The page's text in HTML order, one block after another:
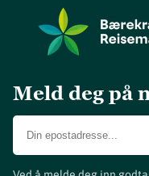
Meld deg på